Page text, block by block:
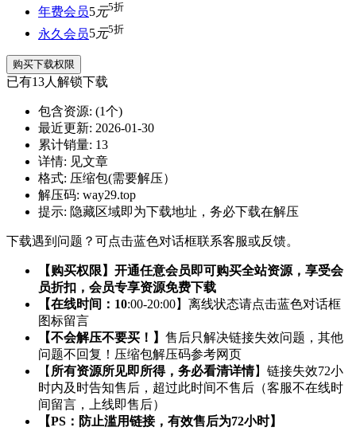
年费会员5元5折
永久会员5元5折
购买下载权限
已有13人解锁下载
包含资源: (1个)
最近更新: 2026-01-30
累计销量: 13
详情: 见文章
格式: 压缩包(需要解压）
解压码: way29.top
提示: 隐藏区域即为下载地址，务必下载在解压
下载遇到问题？可点击蓝色对话框联系客服或反馈。
【购买权限】开通任意会员即可购买全站资源，享受会
员折扣，会员专享资源免费下载
【在线时间：10:00-20:00】离线状态请点击蓝色对话框
图标留言
【不会解压不要买！】 售后只解决链接失效问题，其他
问题不回复！压缩包解压码参考网页
【 所有资源所见即所得，务必看清详情】链接失效72小
时内及时告知售后，超过此时间不售后（客服不在线时
间留言，上线即售后）
【PS：防止滥用链接，有效售后为72小时】